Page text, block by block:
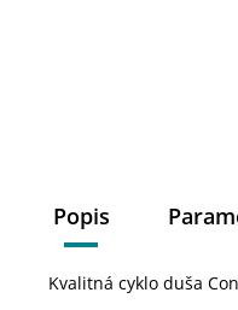
Popis
Kvalitná cyklo duša